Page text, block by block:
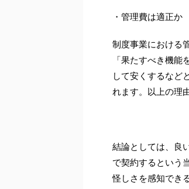
・管理費は適正か
制度事業における
「果たすべき機
して安くするなど
れます。以上の理
結論としては、良
で契約するという
怪しさを感知でき